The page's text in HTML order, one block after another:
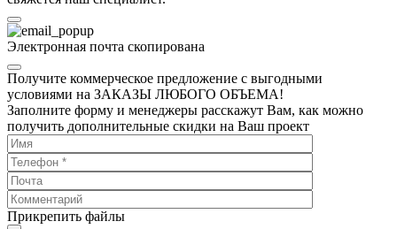
Электронная почта скопирована
Получите коммерческое предложение с выгодными
условиями на ЗАКАЗЫ ЛЮБОГО ОБЪЕМА!
Заполните форму и менеджеры расскажут Вам, как можно
получить дополнительные скидки на Ваш проект
Прикрепить файлы